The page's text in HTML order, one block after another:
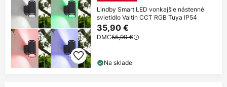
Lindby Smart LED vonkajšie nástenné
svietidlo Valtin CCT RGB Tuya IP54
35,90 €
DMC55,90 €
Na sklade